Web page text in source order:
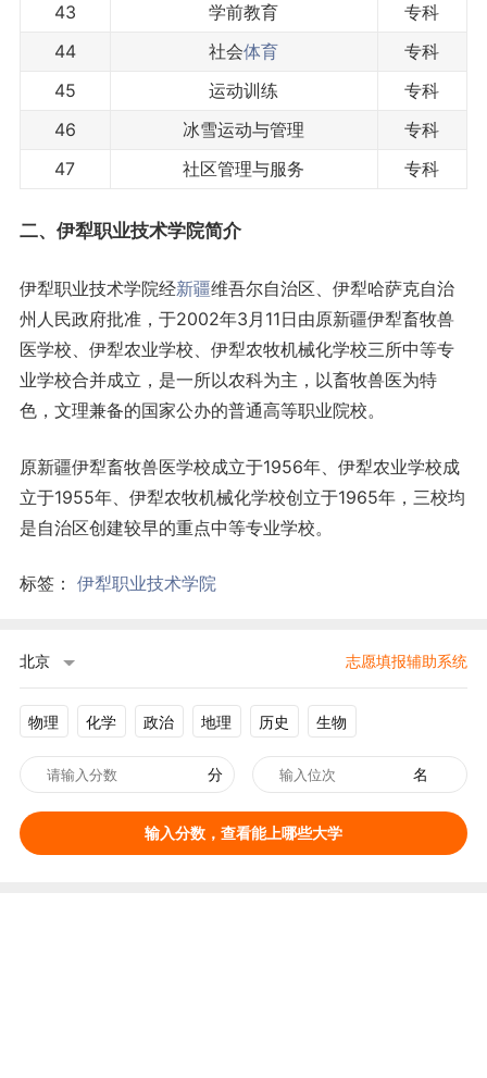
43
学前教育
专科
44
社会体育
专科
45
运动训练
专科
46
冰雪运动与管理
专科
47
社区管理与服务 专科
二、伊犁职业技术学院简介
伊犁职业技术学院经新疆维吾尔自治区、伊犁哈萨克自治
州人民政府批准，于2002年3月11日由原新疆伊犁畜牧兽
医学校、伊犁农业学校、伊犁农牧机械化学校三所中等专
业学校合并成立，是一所以农科为主，以畜牧兽医为特
色，文理兼备的国家公办的普通高等职业院校。
原新疆伊犁畜牧兽医学校成立于1956年、伊犁农业学校成
立于1955年、伊犁农牧机械化学校创立于1965年，三校均
是自治区创建较早的重点中等专业学校。
标签： 伊犁职业技术学院
北京 志愿填报辅助系统
物理 化学 政治 地理 历史 生物
分 名
输入分数，查看能上哪些大学